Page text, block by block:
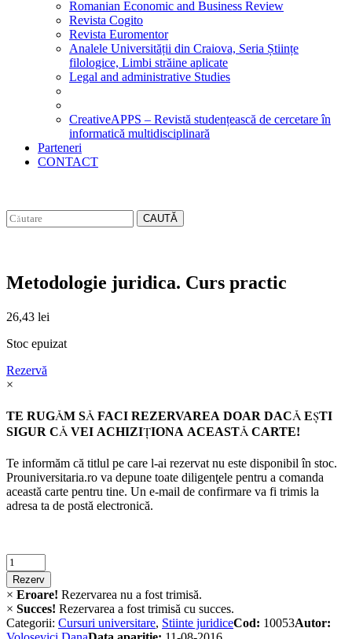
Romanian Economic and Business Review
Revista Cogito
Revista Euromentor
Analele Universității din Craiova, Seria Științe
filologice, Limbi străine aplicate
Legal and administrative Studies
CreativeAPPS – Revistă studențească de cercetare în
informatică multidisciplinară
Parteneri
CONTACT
CAUTĂ
Metodologie juridica. Curs practic
26,43 lei
Stoc epuizat
Rezervă
×
TE RUGĂM SĂ FACI REZERVAREA DOAR DACĂ EŞTI
SIGUR CĂ VEI ACHIZIŢIONA ACEASTĂ CARTE!
Te informăm că titlul pe care l-ai rezervat nu este disponibil în stoc.
Prouniversitaria.ro va depune toate diligenţele pentru a comanda
această carte pentru tine. Un e-mail de confirmare va fi trimis la
adresa ta de postă electronică.
Criminalistica
quantity
Rezerv
× Eroare! Rezervarea nu a fost trimisă.
× Succes! Rezervarea a fost trimisă cu succes.
Categorii: Cursuri universitare, Stiinte juridiceCod: 10053Autor: